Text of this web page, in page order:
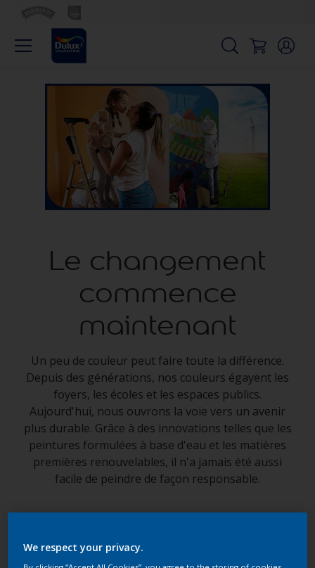
Le changement
commence
maintenant
Un peu de couleur peut faire toute la différence.
Depuis des générations, nos couleurs égayent les
foyers, les écoles et les espaces publics.
Aujourd'hui, nous ouvrons la voie vers un avenir
plus durable. Grâce à des innovations telles que les
peintures formulées à base d'eau et les matières
premières renouvelables, il n'a jamais été aussi
facile de peindre de façon responsable.
We respect your privacy.